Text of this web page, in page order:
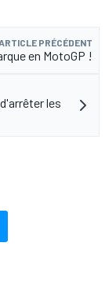
PRÉCÉDENT
en MotoGP !
les